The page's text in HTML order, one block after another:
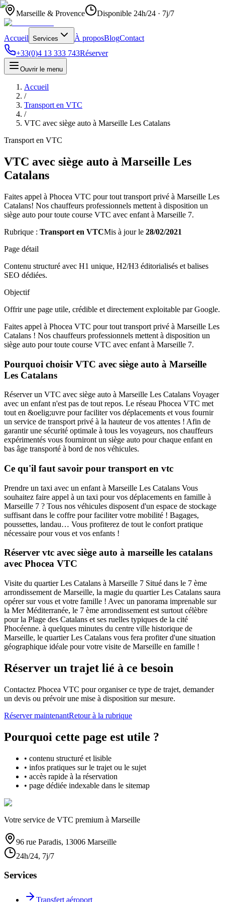
Marseille & Provence Disponible 24h/24 · 7j/7
Accueil Services À proposBlogContact
+33(0)4 13 333 743Réserver
Ouvrir le menu
Accueil
/
Transport en VTC
/
VTC avec siège auto à Marseille Les Catalans
Transport en VTC
VTC avec siège auto à Marseille Les
Catalans
Faites appel à Phocea VTC pour tout transport privé à Marseille Les
Catalans! Nos chauffeurs professionnels mettent à disposition un
siège auto pour toute course VTC avec enfant à Marseille 7.
Rubrique : Transport en VTCMis à jour le 28/02/2021
Page détail
Contenu structuré avec H1 unique, H2/H3 éditorialisés et balises
SEO dédiées.
Objectif
Offrir une page utile, crédible et directement exploitable par Google.
Faites appel à Phocea VTC pour tout transport privé à Marseille Les
Catalans ! Nos chauffeurs professionnels mettent à disposition un
siège auto pour toute course VTC avec enfant à Marseille 7.
Pourquoi choisir VTC avec siège auto à Marseille
Les Catalans
Réserver un VTC avec siège auto à Marseille Les Catalans Voyager
avec un enfant n'est pas de tout repos. Le réseau Phocea VTC met
tout en &oelig;uvre pour faciliter vos déplacements et vous fournir
un service de transport privé à la hauteur de vos attentes ! Afin de
garantir une sécurité optimale à tous les voyageurs, nos chauffeurs
expérimentés vous fourniront un siège auto pour chaque enfant en
bas âge transporté à bord de nos véhicules.
Ce qu'il faut savoir pour transport en vtc
Prendre un taxi avec un enfant à Marseille Les Catalans Vous
souhaitez faire appel à un taxi pour vos déplacements en famille à
Marseille 7 ? Tous nos véhicules disposent d'un espace de stockage
suffisant dans le coffre pour faciliter votre mobilité ! Bagages,
poussettes, landau… Vous profiterez de tout le confort pratique
nécessaire pour vous et vos enfants !
Réserver vtc avec siège auto à marseille les catalans
avec Phocea VTC
Visite du quartier Les Catalans à Marseille 7 Situé dans le 7 ème
arrondissement de Marseille, la magie du quartier Les Catalans saura
opérer sur vous et votre famille ! Avec un panorama imprenable sur
la Mer Méditerranée, le 7 ème arrondissement est surtout célèbre
pour la Plage des Catalans et ses ruelles typiques de la cité
Phocéenne. à quelques minutes du centre ville historique de
Marseille, le quartier Les Catalans vous fera profiter d'une situation
géographique idéale pour votre visite de Marseille en famille !
Réserver un trajet lié à ce besoin
Contactez Phocea VTC pour organiser ce type de trajet, demander
un devis ou prévoir une mise à disposition sur mesure.
Réserver maintenantRetour à la rubrique
Pourquoi cette page est utile ?
• contenu structuré et lisible
• infos pratiques sur le trajet ou le sujet
• accès rapide à la réservation
• page dédiée indexable dans le sitemap
Votre service de VTC premium à Marseille
96 rue Paradis, 13006 Marseille
24h/24, 7j/7
Services
Transfert aéroport